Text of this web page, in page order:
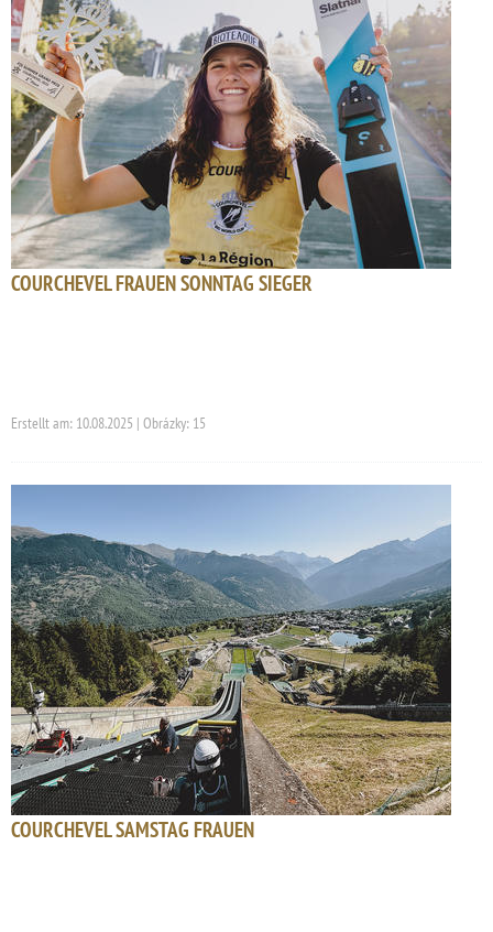
COURCHEVEL FRAUEN SONNTAG SIEGER
Erstellt am: 10.08.2025 | Obrázky: 15
COURCHEVEL SAMSTAG FRAUEN